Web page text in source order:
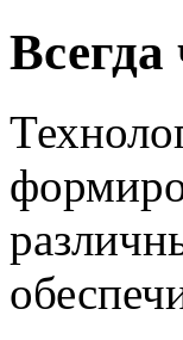
Всегда